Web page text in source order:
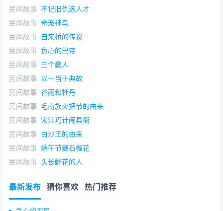
民间故事 不记旧仇选人才
民间故事 奇笼神鸟
民间故事 自来桥的传说
民间故事 负心的巴帝
民间故事 三个蠢人
民间故事 以一当十典故
民间故事 谷雨和牡丹
民间故事 毛南族火把节的由来
民间故事 宋江巧计闹县衙
民间故事 白沙王的由来
民间故事 端午节戴石榴花
民间故事 头长鲜花的人
最新发布 猜你喜欢 热门推荐